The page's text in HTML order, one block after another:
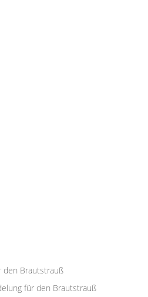
den Brautstrauß
für den Brautstrauß